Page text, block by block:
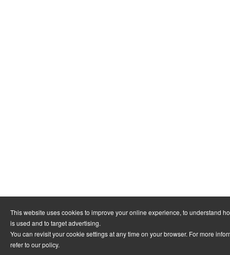
This website uses cookies to improve your online experience, to understand
is used and to target advertising.
You can revisit your cookie settings at any time on your browser. For more
refer to our policy.